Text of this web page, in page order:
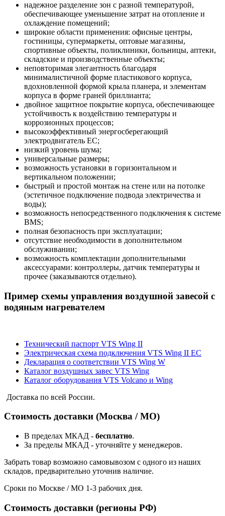
надежное разделение зон с разной температурой,
обеспечивающее уменьшение затрат на отопление и
охлаждение помещений;
широкие области применения: офисные центры,
гостиницы, супермаркеты, оптовые магазины,
спортивные объекты, поликлиники, больницы, аптеки,
складские и производственные объекты;
неповторимая элегантность благодаря
минималистичной форме пластикового корпуса,
вдохновленной формой крыла планера, и элементам
корпуса в форме граней бриллианта;
двойное защитное покрытие корпуса, обеспечивающее
устойчивость к воздействию температуры и
коррозионных процессов;
высокоэффективный энергосберегающий
электродвигатель EC;
низкий уровень шума;
универсальные размеры;
возможность установки в горизонтальном и
вертикальном положении;
быстрый и простой монтаж на стене или на потолке
(эстетичное подключение подвода электричества и
воды);
возможность непосредственного подключения к системе
BMS;
полная безопасность при эксплуатации;
отсутствие необходимости в дополнительном
обслуживании;
возможность комплектации дополнительными
аксессуарами: контроллеры, датчик температуры и
прочее (заказываются отдельно).
Пример схемы управления воздушной завесой с
водяным нагревателем
Технический паспорт VTS Wing II
Электрическая схема подключения VTS Wing II EC
Декларация о соответствии VTS Wing W
Каталог воздушных завес VTS Wing
Каталог оборудования VTS Volcano и Wing
Доставка по всей России.
Стоимость доставки (Москва / МО)
В пределах МКАД - бесплатно.
За пределы МКАД - уточняйте у менеджеров.
Забрать товар возможно самовывозом с одного из наших
складов, предварительно уточнив наличие.
Сроки по Москве / МО 1-3 рабочих дня.
Стоимость доставки (регионы РФ)